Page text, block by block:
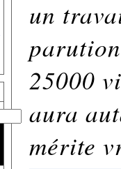
un
25000
aura
mérite